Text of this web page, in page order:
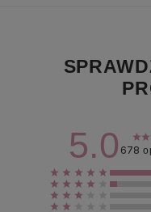
5.0 678